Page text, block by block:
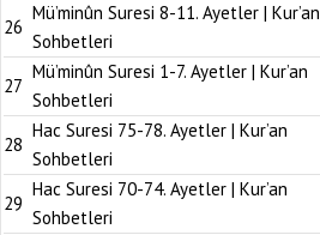
26
Mü’minûn Suresi 8-11. Ayetler | Kur’an
Sohbetleri
27
Mü’minûn Suresi 1-7. Ayetler | Kur’an
Sohbetleri
28
Hac Suresi 75-78. Ayetler | Kur’an
Sohbetleri
29
Hac Suresi 70-74. Ayetler | Kur’an
Sohbetleri